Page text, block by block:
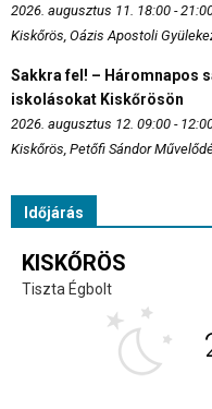
2026. augusztus 11. 18:00 -
Kiskőrös, Oázis Apostoli
Sakkra fel! – Háromnapos
iskolásokat Kiskőrösön
2026. augusztus 12. 09:00 -
Kiskőrös, Petőfi Sándor
Időjárás
KISKŐRÖS
Tiszta Égbolt